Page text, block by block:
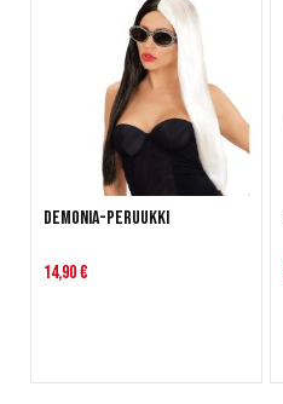
Demonia-peruukki
14,90 €